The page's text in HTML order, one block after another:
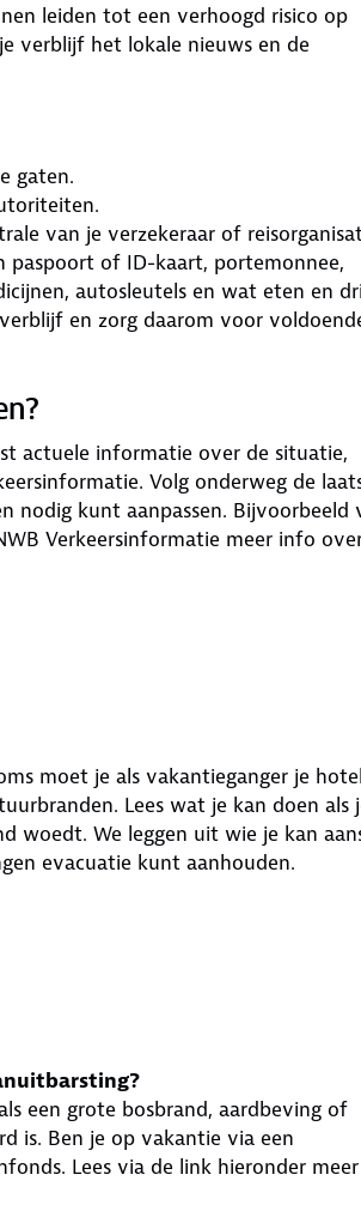
leiden tot een verhoogd risico op
verblijf het lokale nieuws en de
gaten.
van je verzekeraar of
paspoort of ID-kaart, portemonnee,
autosleutels en wat eten en
en zorg daarom voor
actuele informatie over de situatie,
Volg onderweg de
nodig kunt aanpassen. Bijvoorbeeld
Verkeersinformatie meer info
moet je als vakantieganger je
Lees wat je kan doen als
woedt. We leggen uit wie je kan
evacuatie kunt aanhouden.
een grote bosbrand, aardbeving of
is. Ben je op vakantie via een
Lees via de link hieronder